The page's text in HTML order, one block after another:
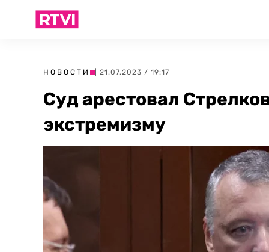
НОВОСТИ | 21.07.2023 / 19:17
Суд арестовал
экстремизму